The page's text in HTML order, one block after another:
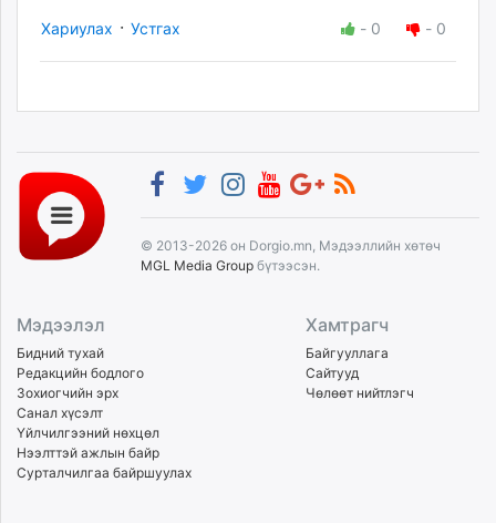
Хариулах · Устгах - 0 - 0
© 2013-2026 он Dorgio.mn, Мэдээллийн хөтөч
MGL Media Group бүтээсэн.
Мэдээлэл
Бидний тухай
Редакцийн бодлого
Зохиогчийн эрх
Санал хүсэлт
Үйлчилгээний нөхцөл
Нээлттэй ажлын байр
Сурталчилгаа байршуулах
Хамтрагч
Байгууллага
Сайтууд
Чөлөөт нийтлэгч